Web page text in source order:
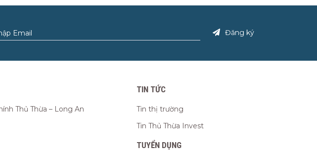
Đăng ký
Thủ Thừa – Long An
TIN TỨC
Tin thị trường
Tin Thủ Thừa Invest
TUYỂN DỤNG